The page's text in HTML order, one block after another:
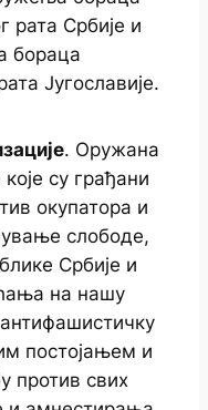
рата Србије и
бораца
Југославије.
. Оружана
су грађани
окупатора и
слободе,
Србије и
на нашу
постојањем и
против свих